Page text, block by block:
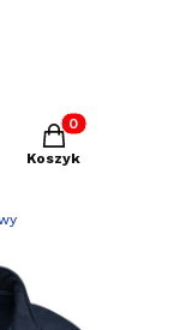
Produkty w
Koszyk